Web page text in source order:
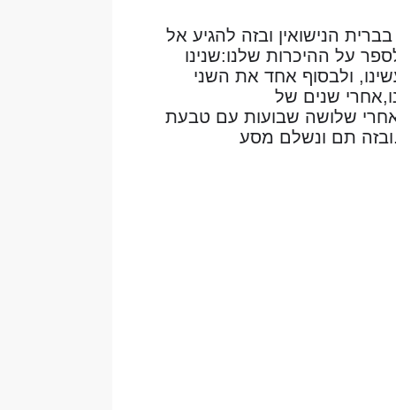
הנישואין ובזה להגיע אל
על ההיכרות שלנו:שנינו
ולבסוף אחד את השני
שנים של
שלושה שבועות עם טבעת
תם ונשלם מסע